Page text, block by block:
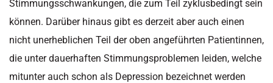
Stimmungsschwankungen, die zum Teil zyklusbedingt sein
können. Darüber hinaus gibt es derzeit aber auch einen
nicht unerheblichen Teil der oben angeführten Patientinnen,
die unter dauerhaften Stimmungsproblemen leiden, welche
mitunter auch schon als Depression bezeichnet werden